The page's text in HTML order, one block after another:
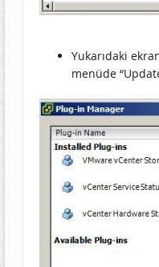
Yukarıdaki
menüde